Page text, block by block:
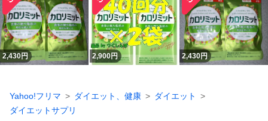
2,430円 2,900円 2,430円
Yahoo!フリマ ダイエット、健康
ダイエット
ダイエットサプリ